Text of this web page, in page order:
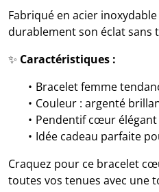
Fabriqué en acier
durablement son éclat sans
✨ Caractéristiques :
Bracelet femme
Couleur : argenté
Pendentif cœur
Idée cadeau parfaite
Craquez pour ce bracelet
toutes vos tenues avec une